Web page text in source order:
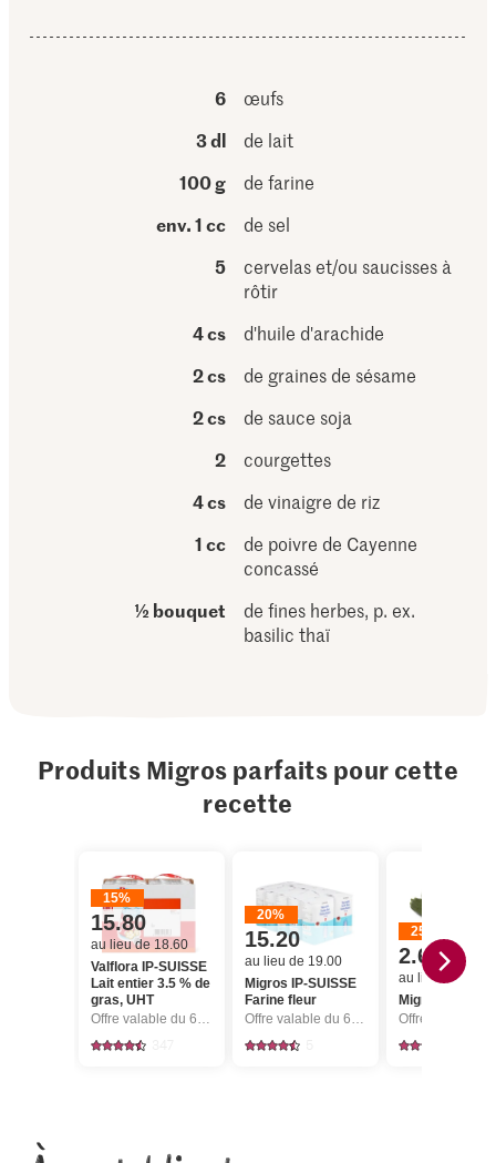
6
œufs
3 dl
de lait
100 g
de farine
env. 1 cc
de sel
5
cervelas et/ou saucisses à
rôtir
4 cs
d'huile d'arachide
2 cs
de graines de sésame
2 cs
de sauce soja
2
courgettes
4 cs
de vinaigre de riz
1 cc
de poivre de Cayenne
concassé
½ bouquet
de fines herbes, p. ex.
basilic thaï
Produits Migros parfaits pour cette
recette
15%
15.80
au lieu de 18.60
Valflora IP-SUISSE
Lait entier 3.5 % de
gras, UHT
Offre valable du 6.8 au 12.8.2026, jusqu’à épuisement du stock.
20%
15.20
au lieu de 19.00
Migros IP-SUISSE
Farine fleur
Offre valable du 6.8 au 12.8.2026, jusqu’à épuisement du stock.
25%
2.60
au lieu de 3.50
Migros